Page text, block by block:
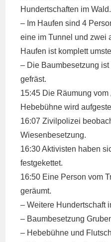
Hundertschaften im Wald.
– Im Haufen sind 4
eine im Tunnel und zwei
Haufen ist komplett
– Die Baumbesetzung
gefräst.
15:45 Die Räumung vom
Hebebühne wird
16:07 Zivilpolizei
Wiesenbesetzung.
16:30 Aktivisten haben
festgekettet.
16:50 Eine Person vom
geräumt.
– Weitere Hundertschaft
– Baumbesetzung
– Hebebühne und